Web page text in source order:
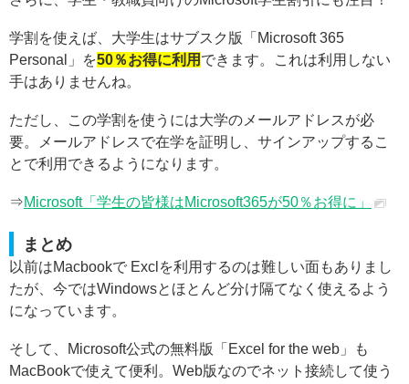
学割を使えば、大学生はサブスク版「Microsoft 365
Personal」を50％お得に利用 できます。これは利用しない
手はありませんね。
ただし、この学割を使うには大学のメールアドレスが必
要。メールアドレスで在学を証明し、サインアップするこ
とで利用できるようになります。
⇒Microsoft「学生の皆様はMicrosoft365が50％お得に」
まとめ
以前はMacbookで Exclを利用するのは難しい面もありまし
たが、今ではWindowsとほとんど分け隔てなく使えるよう
になっています。
そして、Microsoft公式の無料版「Excel for the web」も
MacBookで使えて便利。Web版なのでネット接続して使う